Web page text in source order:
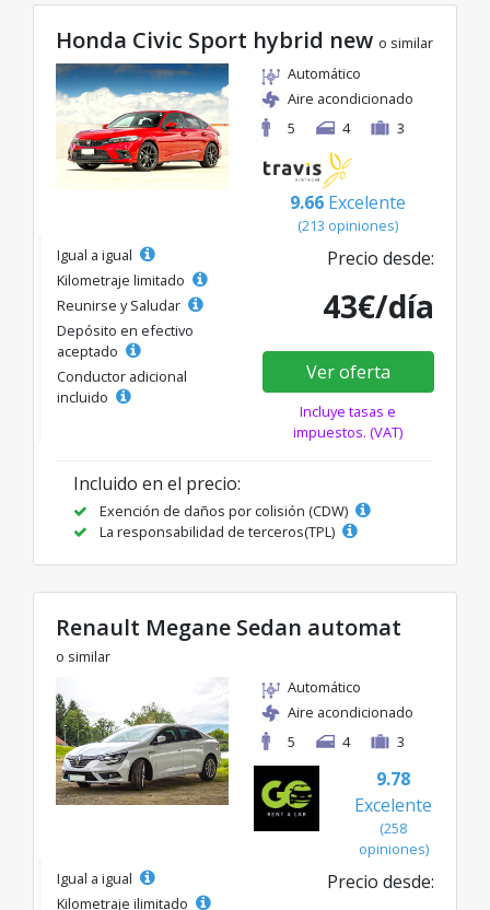
Honda Civic Sport hybrid new o similar
Automático
Aire acondicionado
5
4 3
9.66 Excelente
(213 opiniones)
Igual a igual
Kilometraje limitado
Reunirse y Saludar
Depósito en efectivo
aceptado
Conductor adicional
incluido
Precio desde:
43€/día
Ver oferta
Incluye tasas e
impuestos. (VAT)
Incluido en el precio:
Exención de daños por colisión (CDW)
La responsabilidad de terceros(TPL)
Renault Megane Sedan automat
o similar
Automático
Aire acondicionado
5
4 3
9.78
Excelente
(258
opiniones)
Igual a igual
Kilometraje ilimitado
Precio desde: